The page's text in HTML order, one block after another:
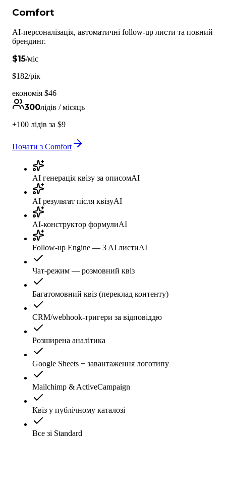
Comfort
AI-персоналізація, автоматичні follow-up листи та повний
брендинг.
$15/міс
$182/рік
економія $46
300лідів / місяць
+100 лідів за $9
Почати з Comfort
AI генерація квізу за описомAI
AI результат після квізуAI
AI-конструктор формулиAI
Follow-up Engine — 3 AI листиAI
Чат-режим — розмовний квіз
Багатомовний квіз (переклад контенту)
CRM/webhook-тригери за відповіддю
Розширена аналітика
Google Sheets + завантаження логотипу
Mailchimp & ActiveCampaign
Квіз у публічному каталозі
Все зі Standard